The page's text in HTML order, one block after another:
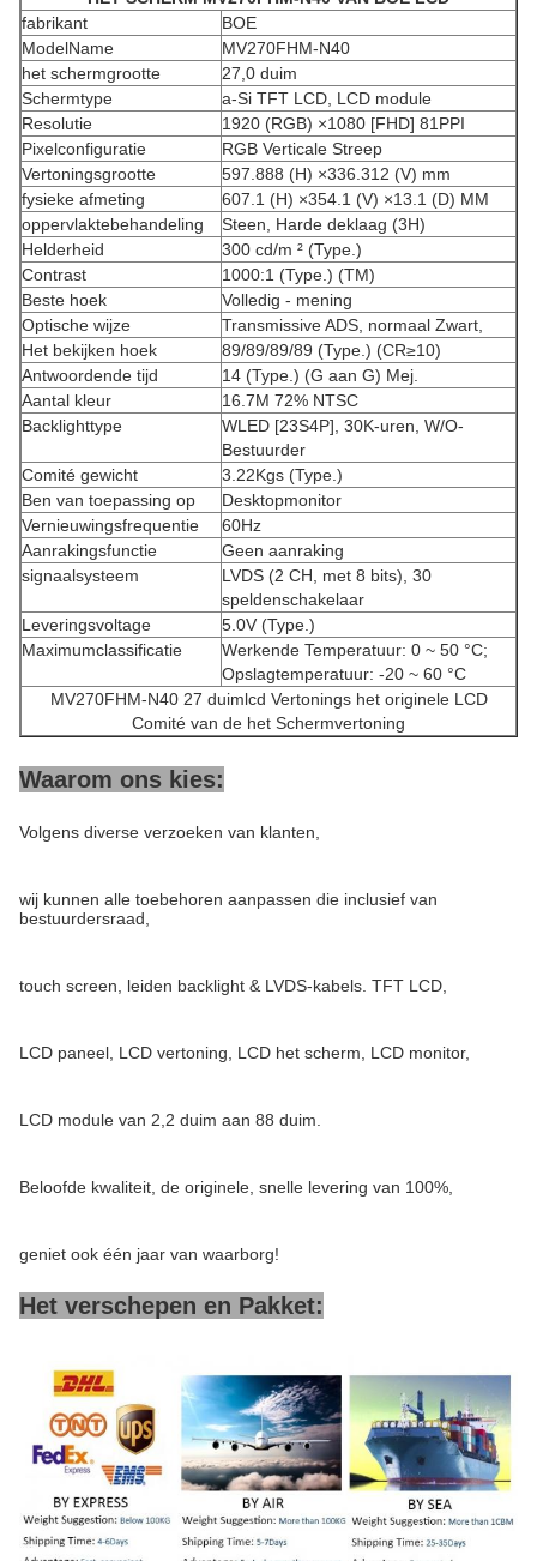
fabrikant
BOE
ModelName
MV270FHM-N40
het schermgrootte
27,0 duim
Schermtype
a-Si TFT LCD, LCD module
Resolutie
1920 (RGB) ×1080 [FHD] 81PPI
Pixelconfiguratie
RGB Verticale Streep
Vertoningsgrootte
597.888 (H) ×336.312 (V) mm
fysieke afmeting
607.1 (H) ×354.1 (V) ×13.1 (D) MM
oppervlaktebehandeling
Steen, Harde deklaag (3H)
Helderheid
300 cd/m ² (Type.)
Contrast
1000:1 (Type.) (TM)
Beste hoek
Volledig - mening
Optische wijze
Transmissive ADS, normaal Zwart,
Het bekijken hoek
89/89/89/89 (Type.) (CR≥10)
Antwoordende tijd
14 (Type.) (G aan G) Mej.
Aantal kleur
16.7M 72% NTSC
Backlighttype
WLED [23S4P], 30K-uren, W/O-
Bestuurder
Comité gewicht
3.22Kgs (Type.)
Ben van toepassing op
Desktopmonitor
Vernieuwingsfrequentie
60Hz
Aanrakingsfunctie
Geen aanraking
signaalsysteem
LVDS (2 CH, met 8 bits), 30
speldenschakelaar
Leveringsvoltage
5.0V (Type.)
Maximumclassificatie
Werkende Temperatuur: 0 ~ 50 °C;
Opslagtemperatuur: -20 ~ 60 °C
MV270FHM-N40 27 duimlcd Vertonings het originele LCD
Comité van de het Schermvertoning
Waarom ons kies:
Volgens diverse verzoeken van klanten,
wij kunnen alle toebehoren aanpassen die inclusief van
bestuurdersraad,
touch screen, leiden backlight & LVDS-kabels. TFT LCD,
LCD paneel, LCD vertoning, LCD het scherm, LCD monitor,
LCD module van 2,2 duim aan 88 duim.
Beloofde kwaliteit, de originele, snelle levering van 100%,
geniet ook één jaar van waarborg!
Het verschepen en Pakket: